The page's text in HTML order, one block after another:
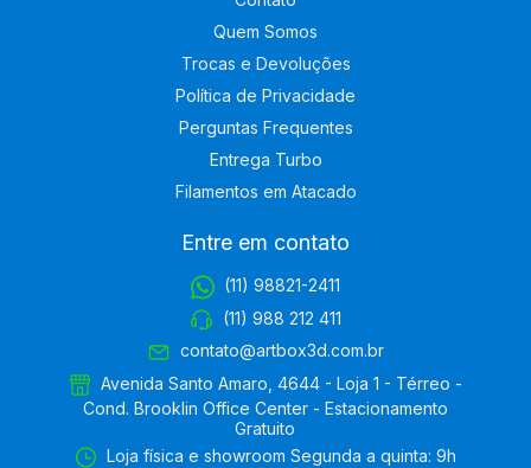
Quem Somos
Trocas e Devoluções
Política de Privacidade
Perguntas Frequentes
Entrega Turbo
Filamentos em Atacado
Entre em contato
(11) 98821-2411
(11) 988 212 411
contato@artbox3d.com.br
Avenida Santo Amaro, 4644 - Loja 1 - Térreo -
Cond. Brooklin Office Center - Estacionamento
Gratuito
Loja física e showroom Segunda a quinta: 9h